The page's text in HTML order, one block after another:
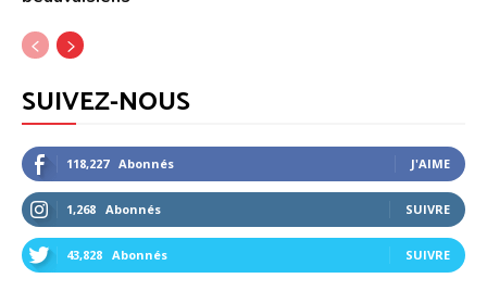
SUIVEZ-NOUS
118,227 Abonnés J'AIME
1,268 Abonnés SUIVRE
43,828 Abonnés SUIVRE